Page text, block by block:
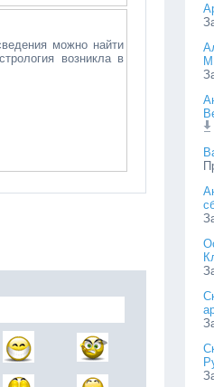
можно найти
возникла в